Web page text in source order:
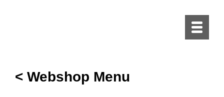
Toggle
< Webshop Menu